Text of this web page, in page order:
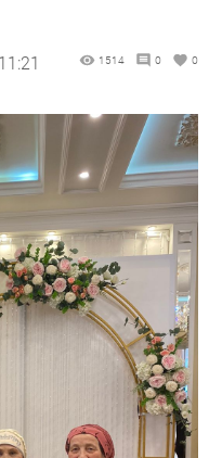
1514 0 0